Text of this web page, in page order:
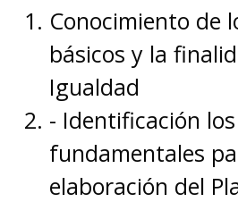
Conocimiento de
básicos y la
Igualdad
- Identificación
fundamentales
elaboración del